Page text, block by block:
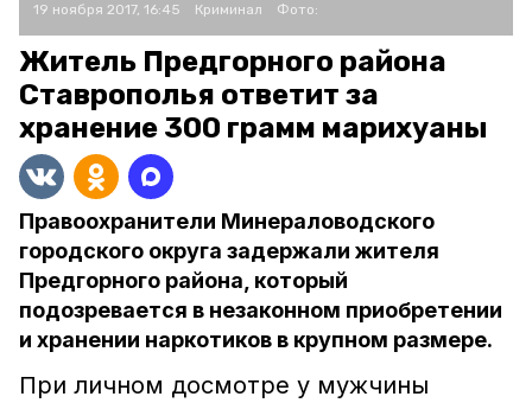
19 ноября 2017, 16:45 Криминал Фото:
Житель Предгорного района
Ставрополья ответит за
хранение 300 грамм марихуаны
Правоохранители Минераловодского
городского округа задержали жителя
Предгорного района, который
подозревается в незаконном приобретении
и хранении наркотиков в крупном размере.
При личном досмотре у мужчины